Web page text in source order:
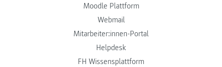
Moodle Plattform
Webmail
Mitarbeiter:innen-Portal
Helpdesk
FH Wissensplattform